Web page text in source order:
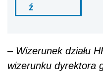
ź
– Wizerunek działu
wizerunku dyrektora